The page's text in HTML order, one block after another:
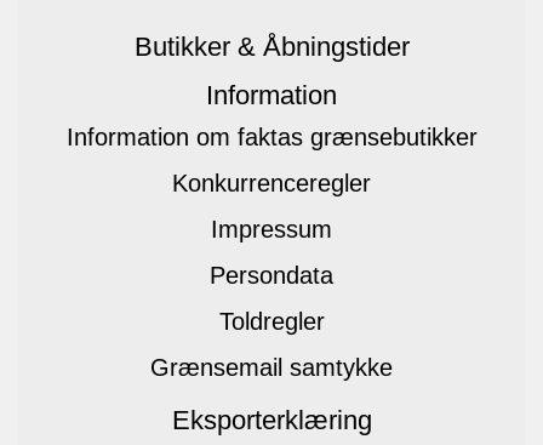
Butikker & Åbningstider
Information
Information om faktas grænsebutikker
Konkurrenceregler
Impressum
Persondata
Toldregler
Grænsemail samtykke
Eksporterklæring